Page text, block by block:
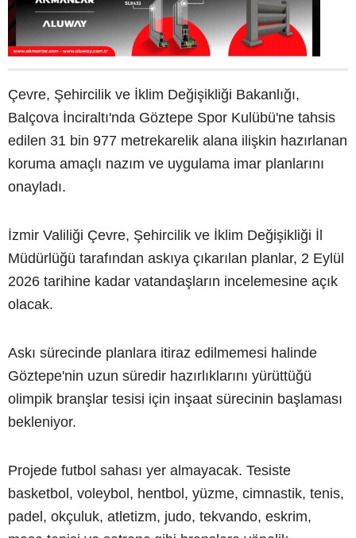
Çevre, Şehircilik ve İklim Değişikliği Bakanlığı,
Balçova İnciraltı'nda Göztepe Spor Kulübü'ne tahsis
edilen 31 bin 977 metrekarelik alana ilişkin hazırlanan
koruma amaçlı nazım ve uygulama imar planlarını
onayladı.
İzmir Valiliği Çevre, Şehircilik ve İklim Değişikliği İl
Müdürlüğü tarafından askıya çıkarılan planlar, 2 Eylül
2026 tarihine kadar vatandaşların incelemesine açık
olacak.
Askı sürecinde planlara itiraz edilmemesi halinde
Göztepe'nin uzun süredir hazırlıklarını yürüttüğü
olimpik branşlar tesisi için inşaat sürecinin başlaması
bekleniyor.
Projede futbol sahası yer almayacak. Tesiste
basketbol, voleybol, hentbol, yüzme, cimnastik, tenis,
padel, okçuluk, atletizm, judo, tekvando, eskrim,